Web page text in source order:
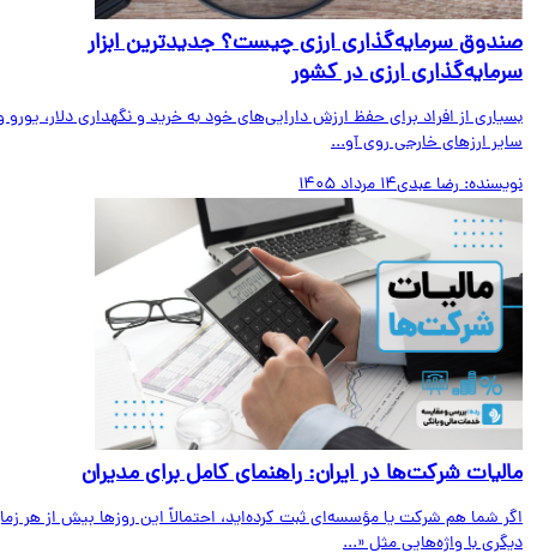
سرمایه‌گذاری ارزی چیست؟ جدیدترین ابزار
ارزی در کشور
از افراد برای حفظ ارزش دارایی‌های خود به خرید و نگهداری دلار، یورو و
ارزهای خارجی روی آو...
رضا عبدی14 مرداد 1405
شرکت‌ها در ایران: راهنمای کامل برای مدیران
شما هم شرکت یا مؤسسه‌ای ثبت کرده‌اید، احتمالاً این روزها بیش از هر زمان
با واژه‌هایی مثل «...